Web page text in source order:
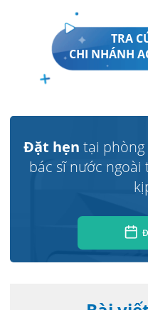
TRA
CHI NHÁNH
Đặt hẹn tại phòng
bác sĩ nước